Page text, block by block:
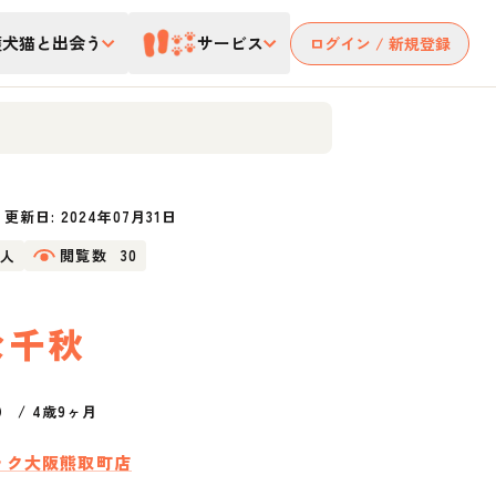
猫と出会う サービス ログイン / 新規登録
更新日: 2024年07月31日
閲覧数 30
秋
/ 4歳9ヶ月
大阪熊取町店